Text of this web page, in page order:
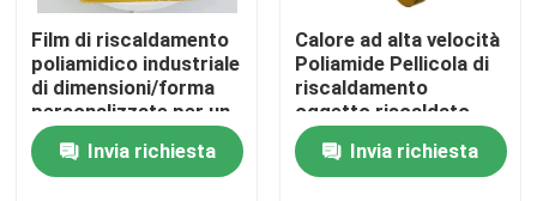
Casa
Prodotti
Film di riscaldamento
poliamidico industriale
di dimensioni/forma
personalizzate per un
riscaldamento
efficiente 1,5-500VAC
Invia richiesta
Calore ad alta velocità
Poliamide Pellicola di
riscaldamento
oggetto riscaldato
per massaggiatore
oculareInvia richiesta